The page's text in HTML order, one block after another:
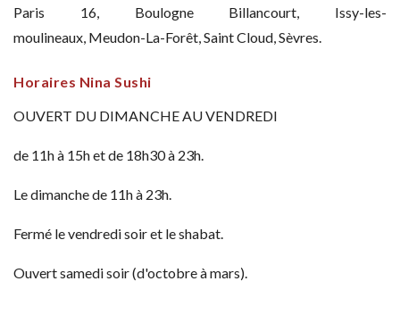
Paris 16, Boulogne Billancourt, Issy-les-
moulineaux, Meudon-La-Forêt, Saint Cloud, Sèvres.
Horaires Nina Sushi
OUVERT DU DIMANCHE AU VENDREDI
de 11h à 15h et de 18h30 à 23h.
Le dimanche de 11h à 23h.
Fermé le vendredi soir et le shabat.
Ouvert samedi soir (d'octobre à mars).